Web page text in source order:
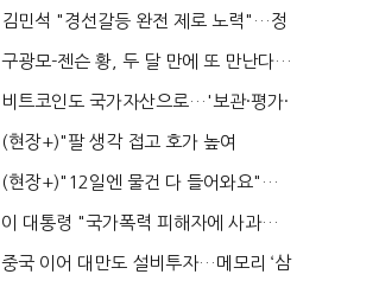
는 추가투표 때리기...
김민석 "경선갈등 완전 제로 노력"…정
청래 "반명 공세 사...
구광모-젠슨 황, 두 달 만에 또 만난다…
로봇·AI 등 논...
비트코인도 국가자산으로…'보관·평가·
처분' 기준은 ...
(현장+)"팔 생각 접고 호가 높여
요"…'덜 똘똘한 한 채' 20...
(현장+)"12일엔 물건 다 들어와요"…
빈 매대 채우며 문 연 ...
이 대통령 "국가폭력 피해자에 사과…
적극적 조사로 진...
중국 이어 대만도 설비투자…메모리 ‘삼